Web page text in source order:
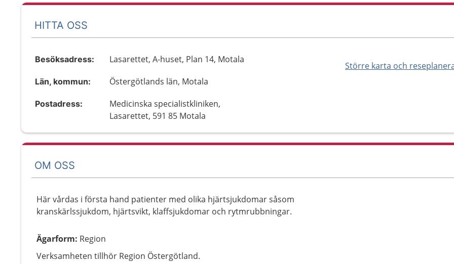
HITTA OSS
Större karta och
Besöksadress: Lasarettet, A-huset, Plan 14, Motala
Län, kommun: Östergötlands län, Motala
Postadress:
Medicinska specialistkliniken,
Lasarettet, 591 85 Motala
OM OSS
Här vårdas i första hand patienter med olika hjärtsjukdomar såsom
kranskärlssjukdom, hjärtsvikt, klaffsjukdomar och rytmrubbningar.
Ägarform: Region
Verksamheten tillhör Region Östergötland.